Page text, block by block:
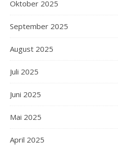
Oktober 2025
September 2025
August 2025
Juli 2025
Juni 2025
Mai 2025
April 2025